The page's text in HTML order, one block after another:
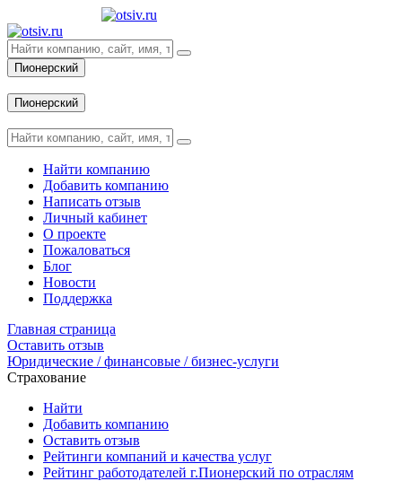
Пионерский
Пионерский
Найти компанию
Добавить компанию
Написать отзыв
Личный кабинет
О проекте
Пожаловаться
Блог
Новости
Поддержка
Главная страница
Оставить отзыв
Юридические / финансовые / бизнес-услуги
Страхование
Найти
Добавить компанию
Оставить отзыв
Рейтинги компаний и качества услуг
Рейтинг работодателей г.Пионерский по отраслям